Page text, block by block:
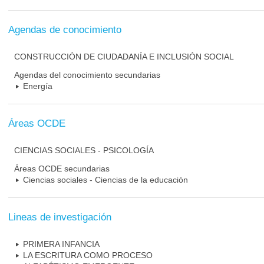
Agendas de conocimiento
CONSTRUCCIÓN DE CIUDADANÍA E INCLUSIÓN SOCIAL
Agendas del conocimiento secundarias
Energía
Áreas OCDE
CIENCIAS SOCIALES - PSICOLOGÍA
Áreas OCDE secundarias
Ciencias sociales - Ciencias de la educación
Lineas de investigación
PRIMERA INFANCIA
LA ESCRITURA COMO PROCESO